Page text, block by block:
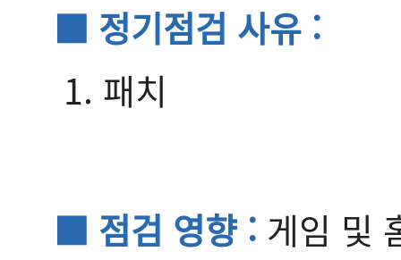
■ 정기점검 사유 :
1. 패치
■ 점검 영향 : 게임 및